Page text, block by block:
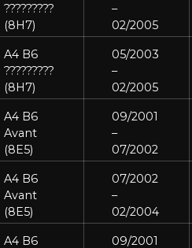
?????????
(8H7)
–
02/2005
A4 B6
?????????
(8H7)
05/2003
–
02/2005
A4 B6
Avant
(8E5)
09/2001
–
07/2002
A4 B6
Avant
(8E5)
07/2002
–
02/2004
A4 B6 09/2001